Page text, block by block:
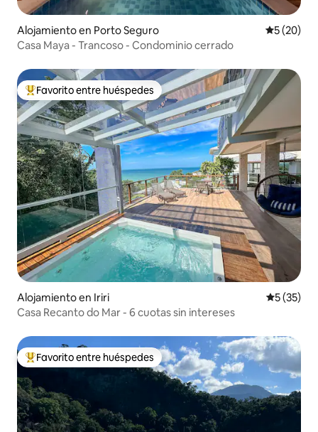
Alojamiento en Porto Seguro
5 (20)
Casa Maya - Trancoso - Condominio cerrado
Favorito entre los huéspedes más destacados
Favorito entre huéspedes
Alojamiento en Iriri
5 (35)
Casa Recanto do Mar - 6 cuotas sin intereses
Favorito entre los huéspedes más destacados
Favorito entre huéspedes